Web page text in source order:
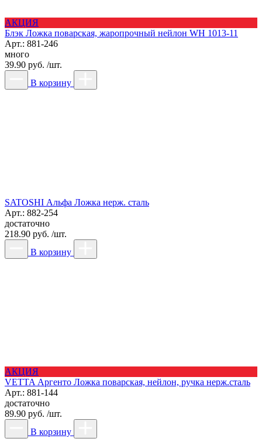
АКЦИЯ
Блэк Ложка поварская, жаропрочный нейлон WH 1013-11
Арт.: 881-246
много
39.90 руб. /шт.
В корзину
SATOSHI Альфа Ложка нерж. сталь
Арт.: 882-254
достаточно
218.90 руб. /шт.
В корзину
АКЦИЯ
VETTA Аргенто Ложка поварская, нейлон, ручка нерж.сталь
Арт.: 881-144
достаточно
89.90 руб. /шт.
В корзину